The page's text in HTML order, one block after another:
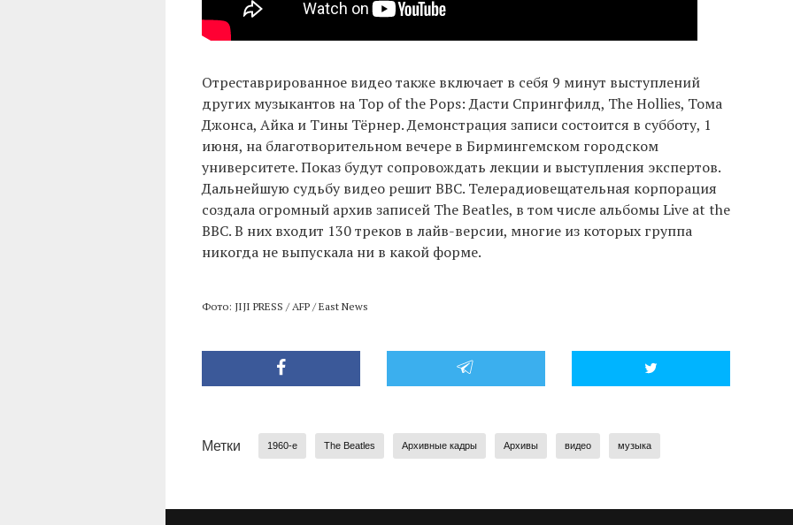
Отреставрированное видео также включает в себя 9 минут выступлений
других музыкантов на Top of the Pops: Дасти Спрингфилд, The Hollies, Тома
Джонса, Айка и Тины Тёрнер. Демонстрация записи состоится в субботу, 1
июня, на благотворительном вечере в Бирмингемском городском
университете. Показ будут сопровождать лекции и выступления экспертов.
Дальнейшую судьбу видео решит BBC. Телерадиовещательная корпорация
создала огромный архив записей The Beatles, в том числе альбомы Live at the
BBC. В них входит 130 треков в лайв-версии, многие из которых группа
никогда не выпускала ни в какой форме.
Фото: JIJI PRESS / AFP / East News
Метки 1960-е The Beatles Архивные кадры Архивы видео музыка